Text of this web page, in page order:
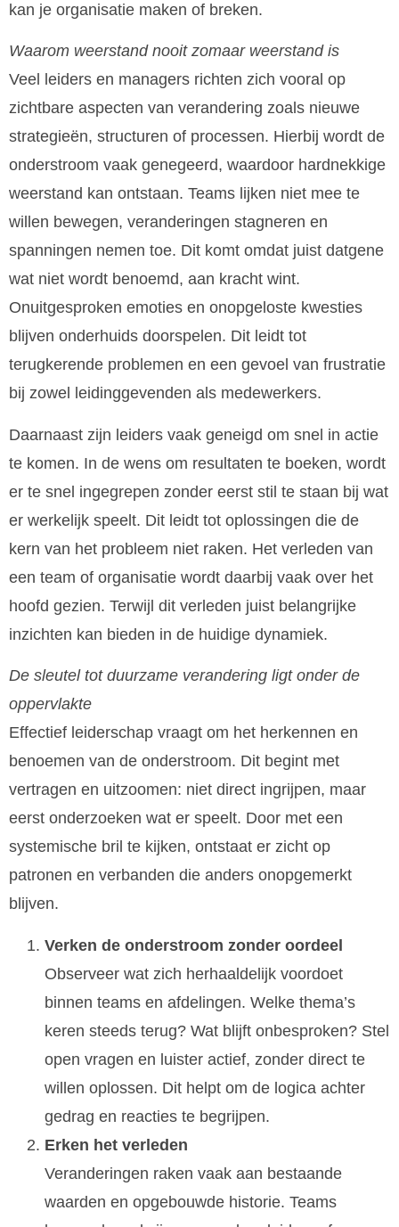
kan je organisatie maken of breken.
Waarom weerstand nooit zomaar weerstand is
Veel leiders en managers richten zich vooral op
zichtbare aspecten van verandering zoals nieuwe
strategieën, structuren of processen. Hierbij wordt de
onderstroom vaak genegeerd, waardoor hardnekkige
weerstand kan ontstaan. Teams lijken niet mee te
willen bewegen, veranderingen stagneren en
spanningen nemen toe. Dit komt omdat juist datgene
wat niet wordt benoemd, aan kracht wint.
Onuitgesproken emoties en onopgeloste kwesties
blijven onderhuids doorspelen. Dit leidt tot
terugkerende problemen en een gevoel van frustratie
bij zowel leidinggevenden als medewerkers.
Daarnaast zijn leiders vaak geneigd om snel in actie
te komen. In de wens om resultaten te boeken, wordt
er te snel ingegrepen zonder eerst stil te staan bij wat
er werkelijk speelt. Dit leidt tot oplossingen die de
kern van het probleem niet raken. Het verleden van
een team of organisatie wordt daarbij vaak over het
hoofd gezien. Terwijl dit verleden juist belangrijke
inzichten kan bieden in de huidige dynamiek.
De sleutel tot duurzame verandering ligt onder de
oppervlakte
Effectief leiderschap vraagt om het herkennen en
benoemen van de onderstroom. Dit begint met
vertragen en uitzoomen: niet direct ingrijpen, maar
eerst onderzoeken wat er speelt. Door met een
systemische bril te kijken, ontstaat er zicht op
patronen en verbanden die anders onopgemerkt
blijven.
Verken de onderstroom zonder oordeel
Observeer wat zich herhaaldelijk voordoet
binnen teams en afdelingen. Welke thema’s
keren steeds terug? Wat blijft onbesproken? Stel
open vragen en luister actief, zonder direct te
willen oplossen. Dit helpt om de logica achter
gedrag en reacties te begrijpen.
Erken het verleden
Veranderingen raken vaak aan bestaande
waarden en opgebouwde historie. Teams